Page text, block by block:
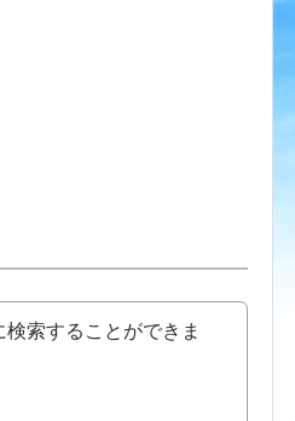
索することができま